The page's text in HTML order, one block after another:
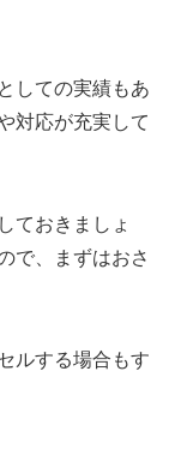
しての実績もあ
対応が充実して
ておきましょ
で、まずはおさ
ルする場合もす